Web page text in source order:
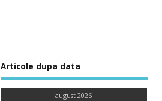
Articole dupa data
august 2026